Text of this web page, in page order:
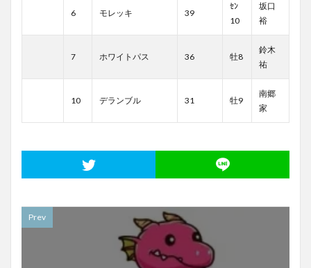
6 モレッキ 39
ｾﾝ
10
坂口
裕
7 ホワイトパス 36 牡8
鈴木
祐
10 デランブル 31 牡9
南郷
家
Prev